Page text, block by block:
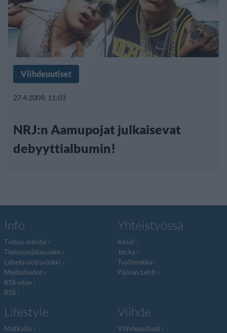
Viihdeuutiset
27.4.2009, 11:03
NRJ:n Aamupojat julkaisevat
debyyttialbumin!
Info
Tietoa meistä
Tietosuojalauseke
Lähetä uutisvinkki
Mediatiedot
RSS-ohje
RSS
Yhteistyössä
Kesä!
Jocka
Tyyliniekka
Päivän Lehti
Lifestyle
Matkailu
Viihde
Viihdeuutiset